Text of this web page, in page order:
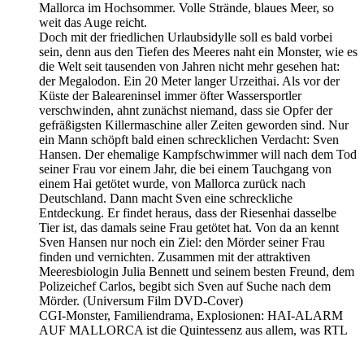
Mallorca im Hochsommer. Volle Strände, blaues Meer, so
weit das Auge reicht.
Doch mit der friedlichen Urlaubsidylle soll es bald vorbei
sein, denn aus den Tiefen des Meeres naht ein Monster, wie es
die Welt seit tausenden von Jahren nicht mehr gesehen hat:
der Megalodon. Ein 20 Meter langer Urzeithai. Als vor der
Küste der Baleareninsel immer öfter Wassersportler
verschwinden, ahnt zunächst niemand, dass sie Opfer der
gefräßigsten Killermaschine aller Zeiten geworden sind. Nur
ein Mann schöpft bald einen schrecklichen Verdacht: Sven
Hansen. Der ehemalige Kampfschwimmer will nach dem Tod
seiner Frau vor einem Jahr, die bei einem Tauchgang von
einem Hai getötet wurde, von Mallorca zurück nach
Deutschland. Dann macht Sven eine schreckliche
Entdeckung. Er findet heraus, dass der Riesenhai dasselbe
Tier ist, das damals seine Frau getötet hat. Von da an kennt
Sven Hansen nur noch ein Ziel: den Mörder seiner Frau
finden und vernichten. Zusammen mit der attraktiven
Meeresbiologin Julia Bennett und seinem besten Freund, dem
Polizeichef Carlos, begibt sich Sven auf Suche nach dem
Mörder. (Universum Film DVD-Cover)
CGI-Monster, Familiendrama, Explosionen: HAI-ALARM
AUF MALLORCA ist die Quintessenz aus allem, was RTL